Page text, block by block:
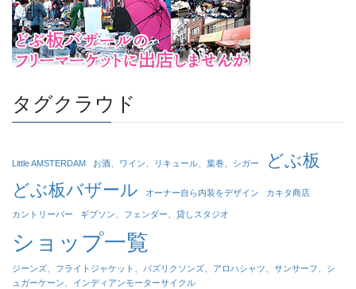
タグクラウド
Little AMSTERDAM お酒、ワイン、リキュール、葉巻、シガー
どぶ板
どぶ板バザール
オーナー自ら内装をデザイン カキタ商店
カントリーバー ギブソン、フェンダー、貸しスタジオ
ショップ一覧
ジーンズ、フライトジャケット、パズリクソンズ、アロハシャツ、サンサーフ、シ
ュガーケーン、インディアンモーターサイクル